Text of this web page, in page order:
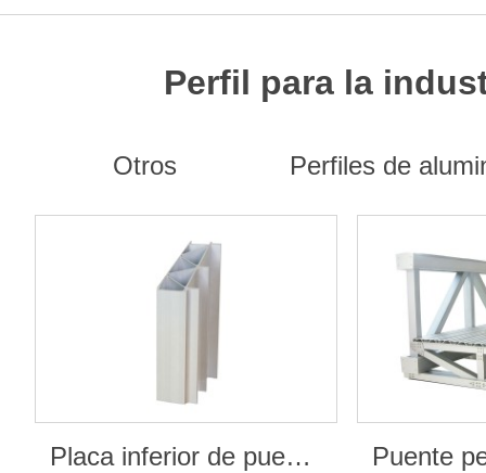
Perfil para la
Otros Perfiles de
Placa inferior de puente peatonal Puente